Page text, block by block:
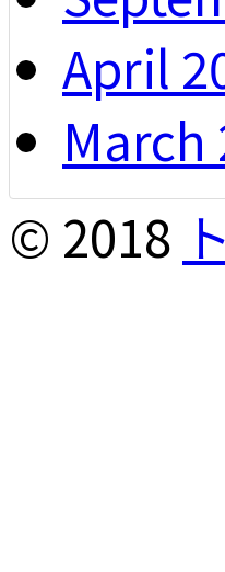
April
March
© 2018